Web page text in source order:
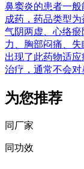
鼻窦炎的患者一
成药，药品类型
气阴两虚、心络
力、胸部闷痛、
出现了此药物适
治疗，通常不会对
为您推荐
同厂家
同功效